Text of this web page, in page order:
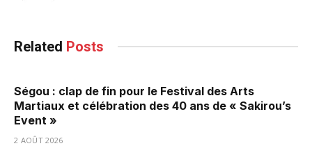
Related Posts
Ségou : clap de fin pour le Festival des Arts
Martiaux et célébration des 40 ans de « Sakirou’s
Event »
2 AOÛT 2026